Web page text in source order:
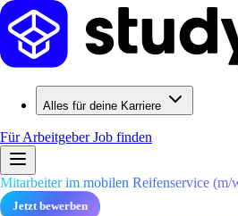
Alles für deine Karriere
Für ArbeitgeberJob finden
Mitarbeiter im mobilen Reifenservice (m/
Jetzt bewerben